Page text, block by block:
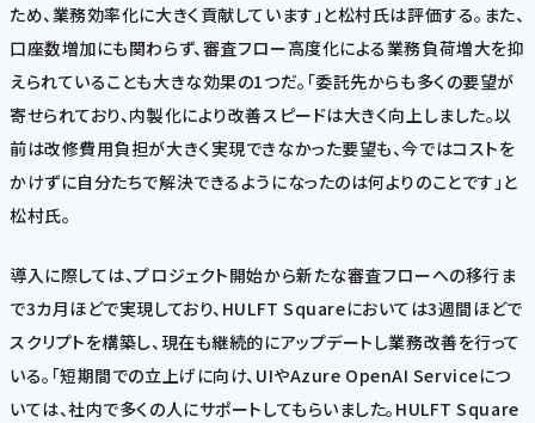
ため、業務効率化に大きく貢献しています」と松村氏は評価する。また、
口座数増加にも関わらず、審査フロー高度化による業務負荷増大を抑
えられていることも大きな効果の1つだ。「委託先からも多くの要望が
寄せられており、内製化により改善スピードは大きく向上しました。以
前は改修費用負担が大きく実現できなかった要望も、今ではコストを
かけずに自分たちで解決できるようになったのは何よりのことです」と
松村氏。
導入に際しては、プロジェクト開始から新たな審査フローへの移行ま
で3カ月ほどで実現しており、HULFT Squareにおいては3週間ほどで
スクリプトを構築し、現在も継続的にアップデートし業務改善を行って
いる。「短期間での立上げに向け、UIやAzure OpenAI Serviceにつ
いては、社内で多くの人にサポートしてもらいました。HULFT Square